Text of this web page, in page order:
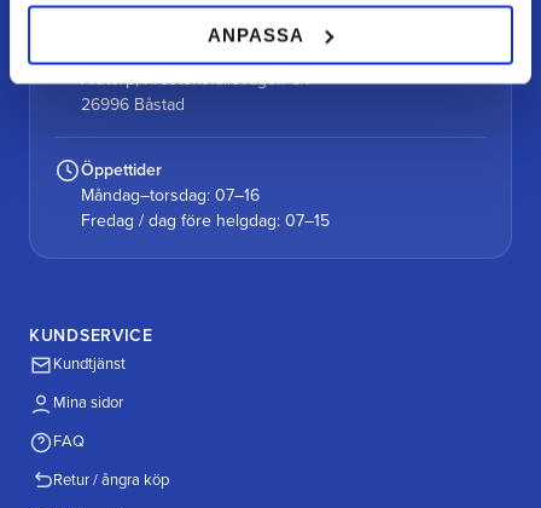
ANPASSA
Alutorp, Frestensfällevägen 64
26996 Båstad
Öppettider
Måndag–torsdag: 07–16
Fredag / dag före helgdag: 07–15
KUNDSERVICE
Kundtjänst
Mina sidor
FAQ
Retur / ångra köp